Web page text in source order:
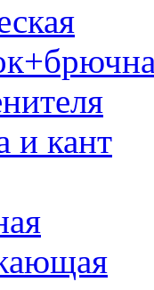
и кант